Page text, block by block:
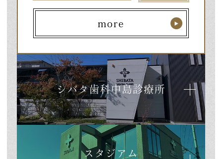
more
シバタ歯科中島診療所
スタジアム